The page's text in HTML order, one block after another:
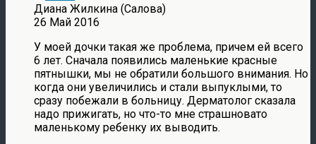
Диана Жилкина (Салова)
26 Май 2016
У моей дочки такая же проблема, причем ей всего
6 лет. Сначала появились маленькие красные
пятнышки, мы не обратили большого внимания. Но
когда они увеличились и стали выпуклыми, то
сразу побежали в больницу. Дерматолог сказала
надо прижигать, но что-то мне страшновато
маленькому ребенку их выводить.